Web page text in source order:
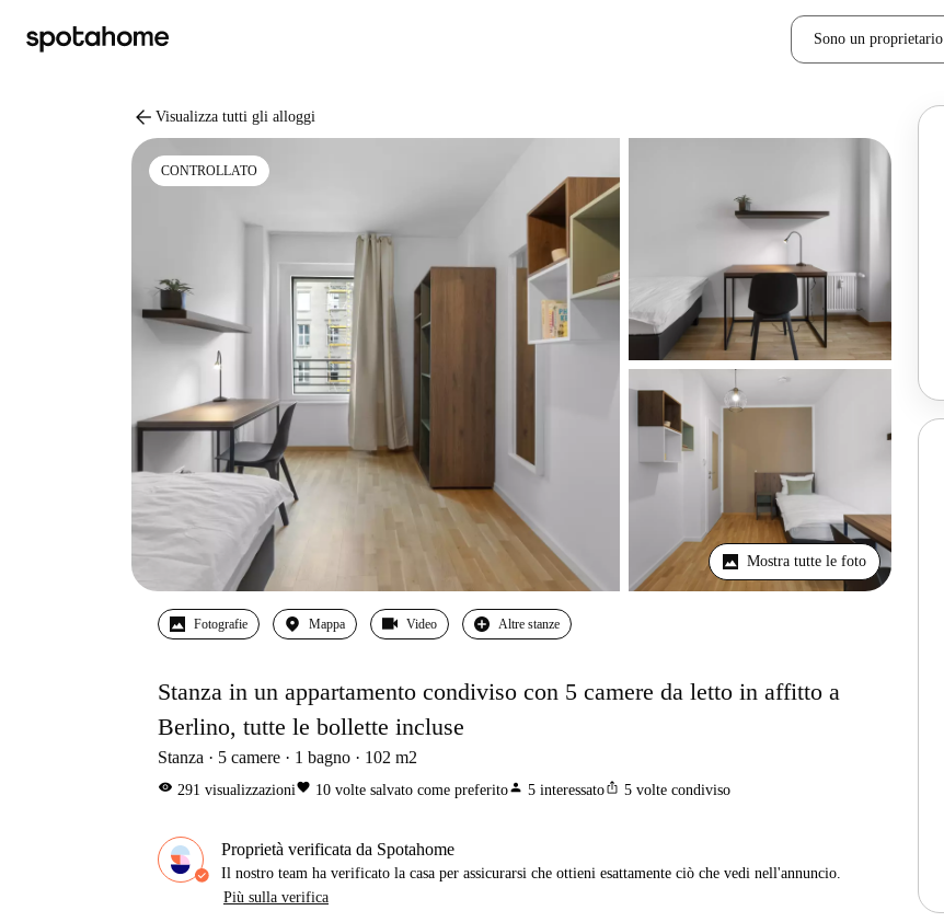
Sono un proprietario
arrow_back Visualizza tutti gli alloggi
CONTROLLATO
Mostra tutte le foto
Fotografie Mappa Video Altre stanze
Stanza in un appartamento condiviso con 5 camere da letto in affitto a
Berlino, tutte le bollette incluse
Stanza 5 camere 1 bagno 102 m2
visibility 291 visualizzazionifavorite 10 volte salvato come preferitoperson 5 interessatoios_share 5 volte condiviso
Proprietà verificata da Spotahome
Il nostro team ha verificato la casa per assicurarsi che ottieni esattamente ciò che vedi nell'annuncio.
Più sulla verifica